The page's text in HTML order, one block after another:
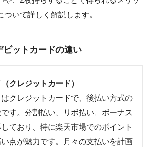
ついて詳しく解説します。
ビットカードの違い
クレジットカード）
クレジットカードで、後払い方式の
す。分割払い、リボ払い、ボーナス
ており、特に楽天市場でのポイント
点が魅力です。月々の支払いを計画